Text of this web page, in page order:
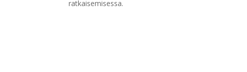
ratkaisemisessa.